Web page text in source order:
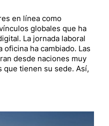
en línea como
globales que ha
La jornada laboral
oficina ha cambiado. Las
desde naciones muy
que tienen su sede. Así,